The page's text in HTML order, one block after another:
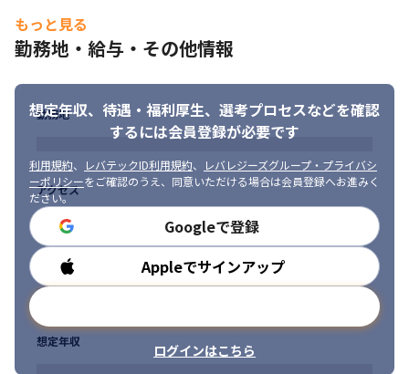
・基本的なことはほぼ現場が判断するため、実装方針等は自分た
ちチームで考え、すすめていく文化です。
・リモートワークになってもチャットや情報共有が多く、お互い
・趣味が合う人同士では、オンラインゲームをプレイしたり、飲
み会に行ったり等交流をしています。
もっと見る
勤務地・給与・その他情報
想定年収、待遇・福利厚生、 選考プロセスなどを確認
するには会員登録が必要です
利用規約、 レバテックID利用規約、
レバレジーズグループ・プライバシ
ーポリシーをご確認のうえ、同意いただける場合は会員登録へお進みく
ださい。
Googleで登録
Appleでサインアップ
ログインはこちら
勤務地
アクセス
勤務時間
想定年収